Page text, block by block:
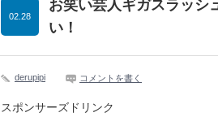
お笑い芸人ギガスラッシ
い！
02.28
derupipi コメントを書く
スポンサーズドリンク